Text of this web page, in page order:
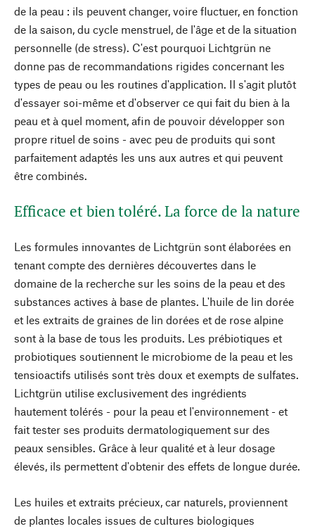
de la peau : ils peuvent changer, voire fluctuer, en fonction
de la saison, du cycle menstruel, de l'âge et de la situation
personnelle (de stress). C'est pourquoi Lichtgrün ne
donne pas de recommandations rigides concernant les
types de peau ou les routines d'application. Il s'agit plutôt
d'essayer soi-même et d'observer ce qui fait du bien à la
peau et à quel moment, afin de pouvoir développer son
propre rituel de soins - avec peu de produits qui sont
parfaitement adaptés les uns aux autres et qui peuvent
être combinés.
Efficace et bien toléré. La force de la nature
Les formules innovantes de Lichtgrün sont élaborées en
tenant compte des dernières découvertes dans le
domaine de la recherche sur les soins de la peau et des
substances actives à base de plantes. L'huile de lin dorée
et les extraits de graines de lin dorées et de rose alpine
sont à la base de tous les produits. Les prébiotiques et
probiotiques soutiennent le microbiome de la peau et les
tensioactifs utilisés sont très doux et exempts de sulfates.
Lichtgrün utilise exclusivement des ingrédients
hautement tolérés - pour la peau et l'environnement - et
fait tester ses produits dermatologiquement sur des
peaux sensibles. Grâce à leur qualité et à leur dosage
élevés, ils permettent d'obtenir des effets de longue durée.
Les huiles et extraits précieux, car naturels, proviennent
de plantes locales issues de cultures biologiques